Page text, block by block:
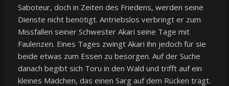
Saboteur, doch in Zeiten des Friedens, werden seine
Dienste nicht benötigt. Antriebslos verbringt er zum
Missfallen seiner Schwester Akari seine Tage mit
Faulenzen. Eines Tages zwingt Akari ihn jedoch für sie
beide etwas zum Essen zu besorgen. Auf der Suche
danach begibt sich Toru in den Wald und trifft auf ein
kleines Mädchen, das einen Sarg auf dem Rücken trägt.